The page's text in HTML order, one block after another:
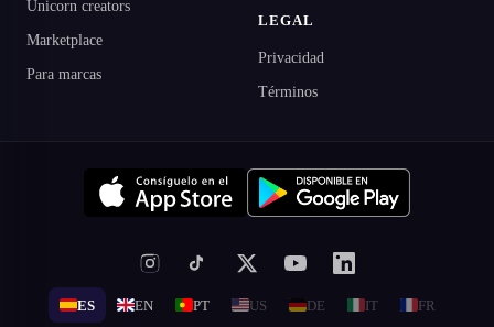
Unicorn creators
Marketplace
Para marcas
LEGAL
Privacidad
Términos
ES EN PT US DE IT FR